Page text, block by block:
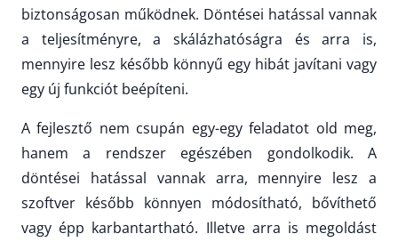
biztonságosan működnek. Döntései hatással vannak
a teljesítményre, a skálázhatóságra és arra is,
mennyire lesz később könnyű egy hibát javítani vagy
egy új funkciót beépíteni.
A fejlesztő nem csupán egy-egy feladatot old meg,
hanem a rendszer egészében gondolkodik. A
döntései hatással vannak arra, mennyire lesz a
szoftver később könnyen módosítható, bővíthető
vagy épp karbantartható. Illetve arra is megoldást